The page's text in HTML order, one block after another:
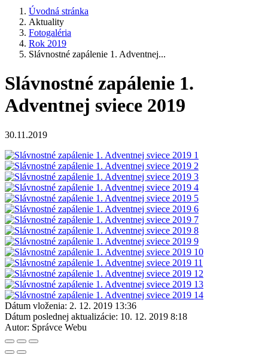
Úvodná stránka
Aktuality
Fotogaléria
Rok 2019
Slávnostné zapálenie 1. Adventnej...
Slávnostné zapálenie 1.
Adventnej sviece 2019
30.11.2019
Dátum vloženia: 2. 12. 2019 13:36
Dátum poslednej aktualizácie: 10. 12. 2019 8:18
Autor: Správce Webu